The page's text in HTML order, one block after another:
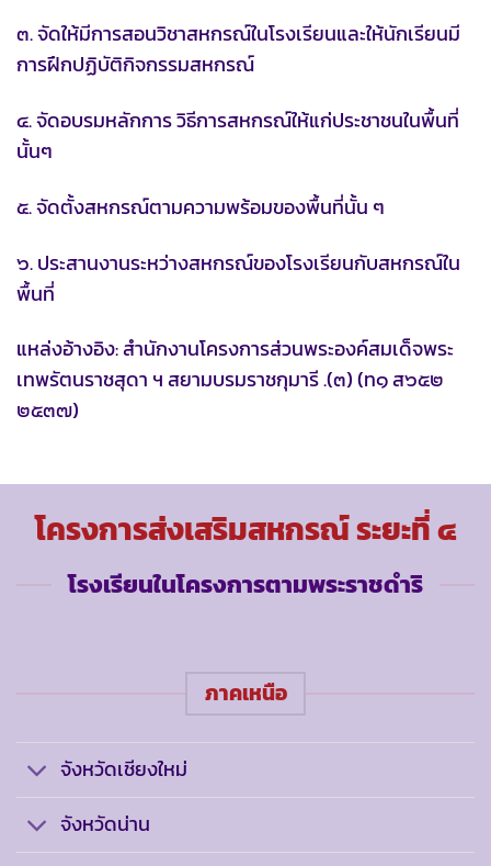
๓. จัดให้มีการสอนวิชาสหกรณ์ในโรงเรียนและให้นักเรียนมี
การฝึกปฏิบัติกิจกรรมสหกรณ์
๔. จัดอบรมหลักการ วิธีการสหกรณ์ให้แก่ประชาชนในพื้นที่
นั้นๆ
๕. จัดตั้งสหกรณ์ตามความพร้อมของพื้นที่นั้น ๆ
๖. ประสานงานระหว่างสหกรณ์ของโรงเรียนกับสหกรณ์ใน
พื้นที่
แหล่งอ้างอิง: สำนักงานโครงการส่วนพระองค์สมเด็จพระ
เทพรัตนราชสุดา ฯ สยามบรมราชกุมารี .(๓) (ท๑ ส๖๕๒
๒๕๓๗)
โครงการส่งเสริมสหกรณ์ ระยะที่ ๔
โรงเรียนในโครงการตามพระราชดำริ
ภาคเหนือ
จังหวัดเชียงใหม่
จังหวัดน่าน